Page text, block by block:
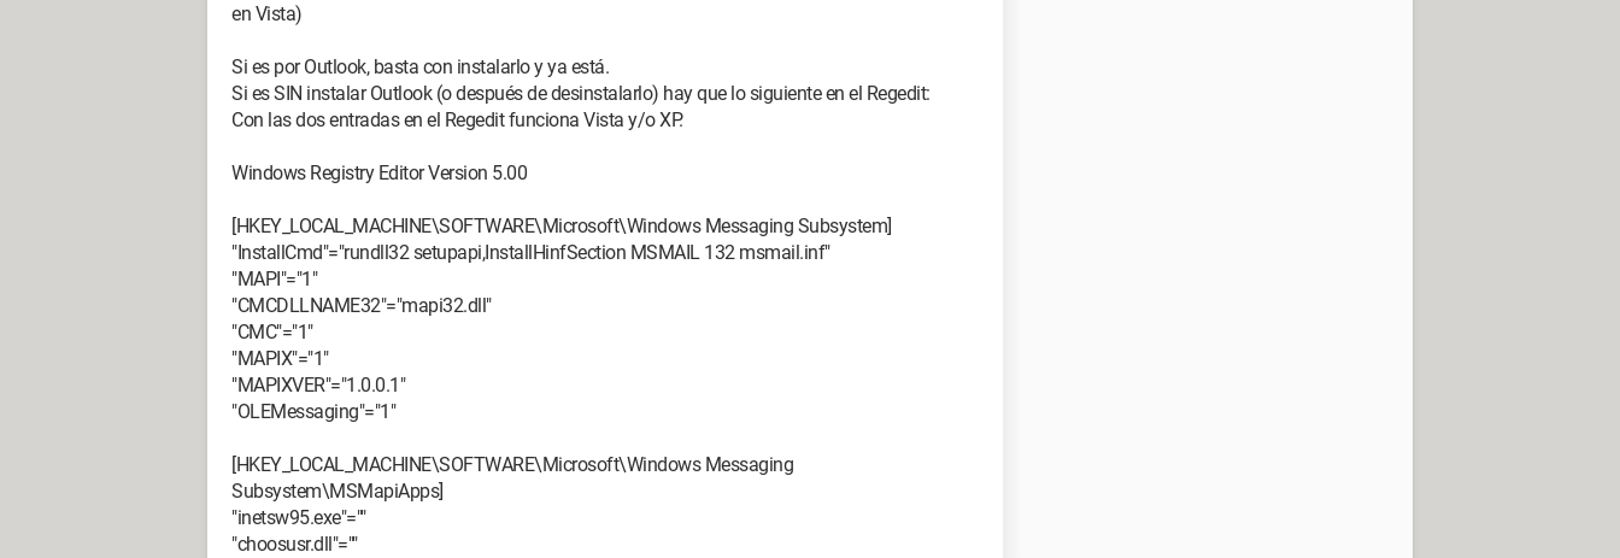
en Vista)
Si es por Outlook, basta con instalarlo y ya está.
Si es SIN instalar Outlook (o después de desinstalarlo) hay que lo siguiente en el Regedit:
Con las dos entradas en el Regedit funciona Vista y/o XP.
Windows Registry Editor Version 5.00
[HKEY_LOCAL_MACHINE\SOFTWARE\Microsoft\Windows Messaging Subsystem]
"InstallCmd"="rundll32 setupapi,InstallHinfSection MSMAIL 132 msmail.inf"
"MAPI"="1"
"CMCDLLNAME32"="mapi32.dll"
"CMC"="1"
"MAPIX"="1"
"MAPIXVER"="1.0.0.1"
"OLEMessaging"="1"
[HKEY_LOCAL_MACHINE\SOFTWARE\Microsoft\Windows Messaging
Subsystem\MSMapiApps]
"inetsw95.exe"=""
"choosusr.dll"=""